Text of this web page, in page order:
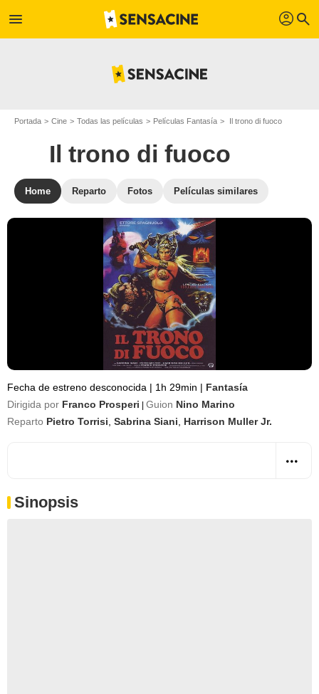
menu profil search
Portada Cine Todas las películas Películas Fantasía Il trono di fuoco
Il trono di fuoco
Home Reparto Fotos Películas similares
Fecha de estreno desconocida | 1h 29min | Fantasía
Dirigida por Franco Prosperi Guion Nino Marino
Reparto Pietro Torrisi Sabrina Siani Harrison Muller Jr.
Sinopsis